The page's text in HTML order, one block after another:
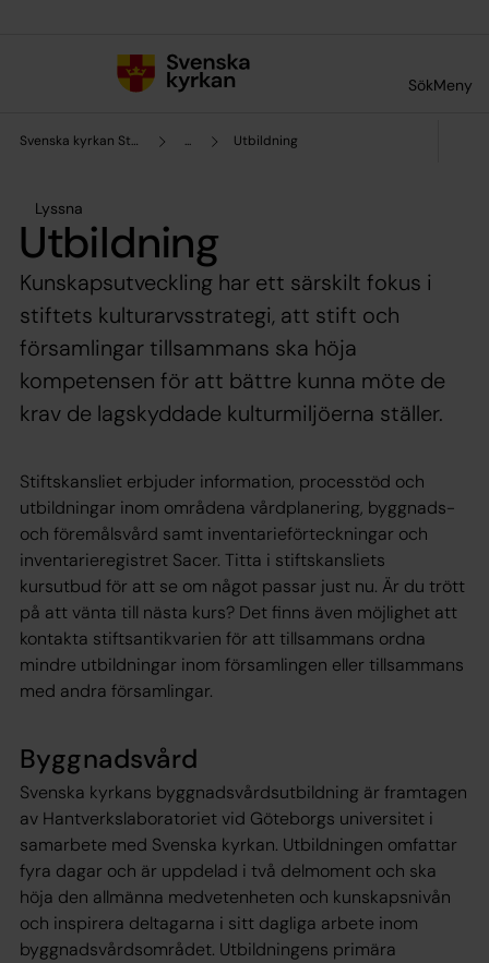
SökMeny
Svenska kyrkan Stockholms stift ... Utbildning
Lyssna
Utbildning
Kunskapsutveckling har ett särskilt fokus i
stiftets kulturarvsstrategi, att stift och
församlingar tillsammans ska höja
kompetensen för att bättre kunna möte de
krav de lagskyddade kulturmiljöerna ställer.
Stiftskansliet erbjuder information, processtöd och
utbildningar inom områdena vårdplanering, byggnads-
och föremålsvård samt inventarieförteckningar och
inventarieregistret Sacer. Titta i stiftskansliets
kursutbud för att se om något passar just nu. Är du trött
på att vänta till nästa kurs? Det finns även möjlighet att
kontakta stiftsantikvarien för att tillsammans ordna
mindre utbildningar inom församlingen eller tillsammans
med andra församlingar.
Byggnadsvård
Svenska kyrkans byggnadsvårdsutbildning är framtagen
av Hantverkslaboratoriet vid Göteborgs universitet i
samarbete med Svenska kyrkan. Utbildningen omfattar
fyra dagar och är uppdelad i två delmoment och ska
höja den allmänna medvetenheten och kunskapsnivån
och inspirera deltagarna i sitt dagliga arbete inom
byggnadsvårdsområdet. Utbildningens primära